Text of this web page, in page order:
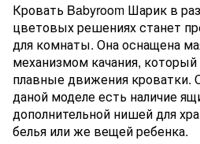
Кровать Babyroom Шарик в
цветовых решениях станет
для комнаты. Она оснащена
механизмом качания,
плавные движения
даной моделе есть наличие
дополнительной нишей для
белья или же вещей ребенка.